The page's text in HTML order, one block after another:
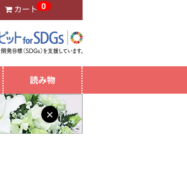
カート 0
読み物
×